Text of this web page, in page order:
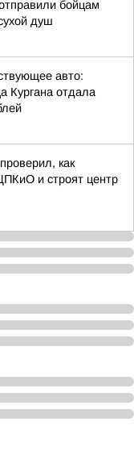
бойцам
душ
авто:
Кургана отдала
как
и строят центр